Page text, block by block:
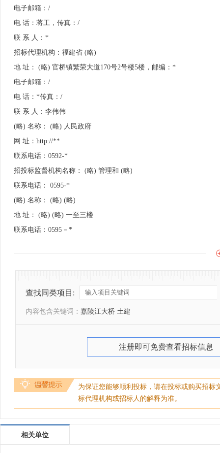
电子邮箱：/
电 话：蒋工，传真：/
联 系 人：*
招标代理机构：福建省 (略)
地 址： (略) 官桥镇繁荣大道170号2号楼5楼，邮编：*
电子邮箱：/
电 话：*传真：/
联 系 人：李伟伟
(略) 名称： (略) 人民政府
网 址：http://**
联系电话：0592-*
招投标监督机构名称： (略) 管理和 (略)
联系电话： 0595-*
(略) 名称： (略) (略)
地 址： (略) (略) 一至三楼
联系电话：0595－*
查找同类项目:
内容包含关键词： 嘉陵江大桥 土建
注册即可免费查看招标信息
为保证您能够顺利投标，请在投标或购买招
标代理机构或招标人的解释为准。
相关单位